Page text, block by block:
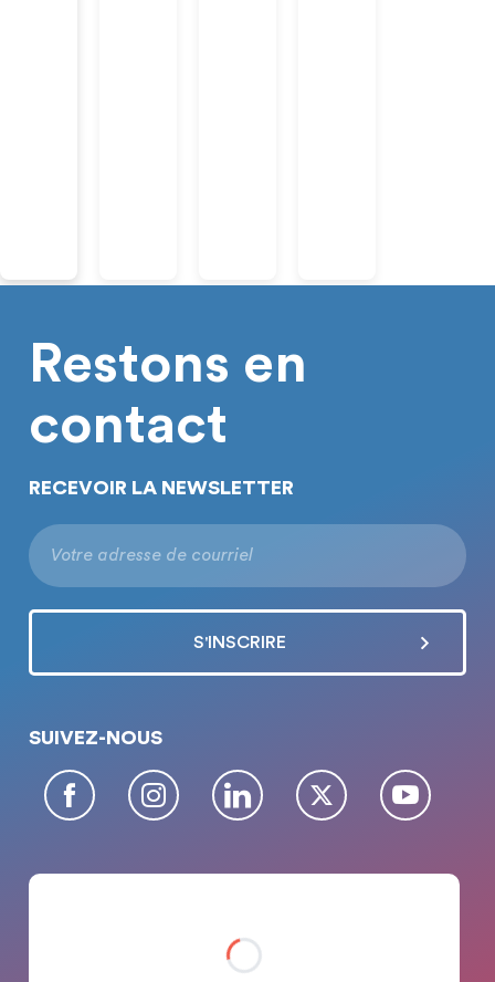
Restons en
contact
RECEVOIR LA NEWSLETTER
SUIVEZ-NOUS